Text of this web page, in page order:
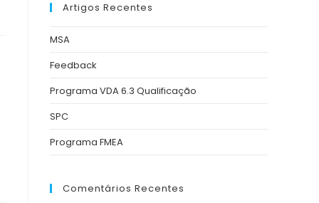
Artigos Recentes
MSA
Feedback
Programa VDA 6.3 Qualificação
SPC
Programa FMEA
Comentários Recentes